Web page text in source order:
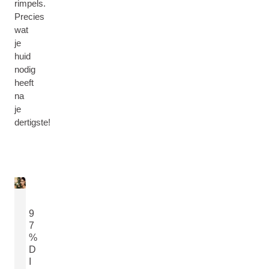
rimpels.
Precies
wat
je
huid
nodig
heeft
na
je
dertigste!
9
7
%
D